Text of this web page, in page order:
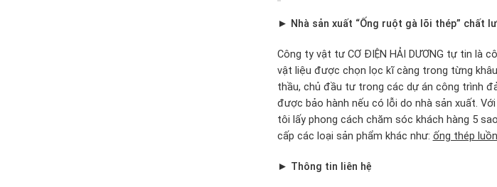
► Nhà sản xuất “Ống ruột gà lõi thép” chất
Công ty vật tư CƠ ĐIỆN HẢI DƯƠNG tự tin là
vật liệu được chọn lọc kĩ càng trong từng
thầu, chủ đầu tư trong các dự án công trình
được bảo hành nếu có lỗi do nhà sản xuất. Với
tôi lấy phong cách chăm sóc khách hàng 5
cấp các loại sản phẩm khác như: ống thép
► Thông tin liên hệ